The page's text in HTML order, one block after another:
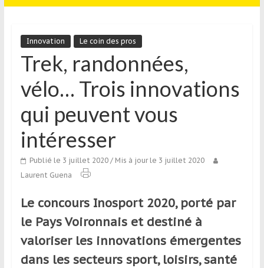
média
sur
tourisme
sportif
qui
s’adresse
voyageurs
ponctuels
réguliers,
passionnés
ou
simples
Innovation Le coin des pros
Trek, randonnées,
vélo… Trois innovations
qui peuvent vous
intéresser
Publié le 3 juillet 2020/ Mis à jour le 3 juillet 2020
Laurent Guena
Le concours Inosport 2020, porté par
le Pays Voironnais et destiné à
valoriser les innovations émergentes
dans les secteurs sport, loisirs, santé